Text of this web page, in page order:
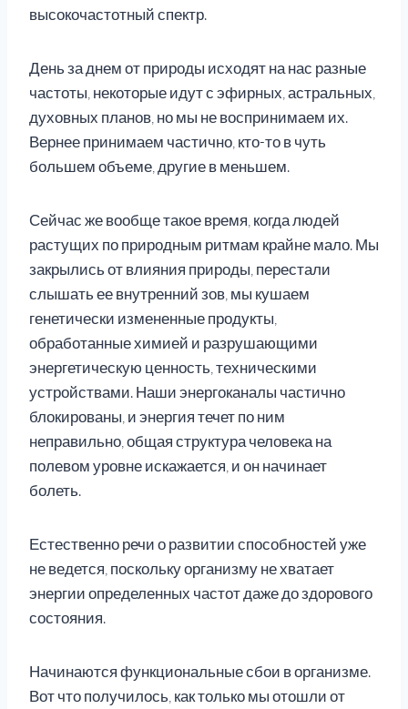
высокочастотный спектр.
День за днем от природы исходят на нас разные
частоты, некоторые идут с эфирных, астральных,
духовных планов, но мы не воспринимаем их.
Вернее принимаем частично, кто-то в чуть
большем объеме, другие в меньшем.
Сейчас же вообще такое время, когда людей
растущих по природным ритмам крайне мало. Мы
закрылись от влияния природы, перестали
слышать ее внутренний зов, мы кушаем
генетически измененные продукты,
обработанные химией и разрушающими
энергетическую ценность, техническими
устройствами. Наши энергоканалы частично
блокированы, и энергия течет по ним
неправильно, общая структура человека на
полевом уровне искажается, и он начинает
болеть.
Естественно речи о развитии способностей уже
не ведется, поскольку организму не хватает
энергии определенных частот даже до здорового
состояния.
Начинаются функциональные сбои в организме.
Вот что получилось, как только мы отошли от